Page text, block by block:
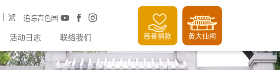
追踪啬色园
繁
活动日志 联络我们 慈善捐款 黃大仙祠